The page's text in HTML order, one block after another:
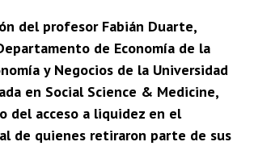
del profesor Fabián Duarte,
de Economía de la
y Negocios de la Universidad
en Social Science & Medicine,
del acceso a liquidez en el
de quienes retiraron parte de sus